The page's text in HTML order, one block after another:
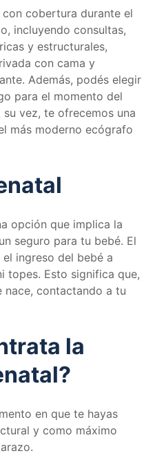
cobertura durante el
incluyendo consultas,
y estructurales,
con cama y
Además, podés elegir
para el momento del
vez, te ofrecemos una
más moderno ecógrafo
opción que implica la
seguro para tu bebé. El
ingreso del bebé a
topes. Esto significa que,
nace, contactando a tu
la
en que te hayas
y como máximo